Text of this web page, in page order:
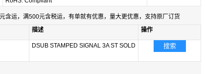
运，满500元含税运，有单就有优惠，量大更优惠，支持原厂订货
描述 操作
DSUB STAMPED SIGNAL 3A ST SOLD 搜索